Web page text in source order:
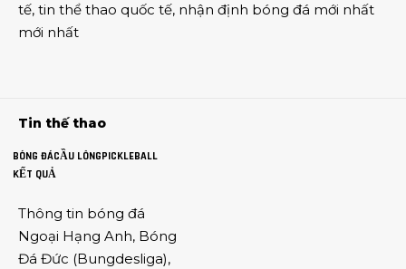
tế, tin thể thao quốc tế, nhận định bóng đá mới nhất
mới nhất
Tin thế thao
BÓNG ĐÁCẦU LÔNGPICKLEBALL
KẾT QUẢ
Thông tin bóng đá
Ngoại Hạng Anh, Bóng
Đá Đức (Bungdesliga),